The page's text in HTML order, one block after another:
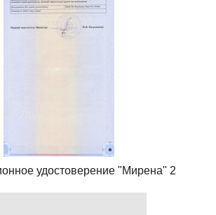
удостоверение "Мирена" 2